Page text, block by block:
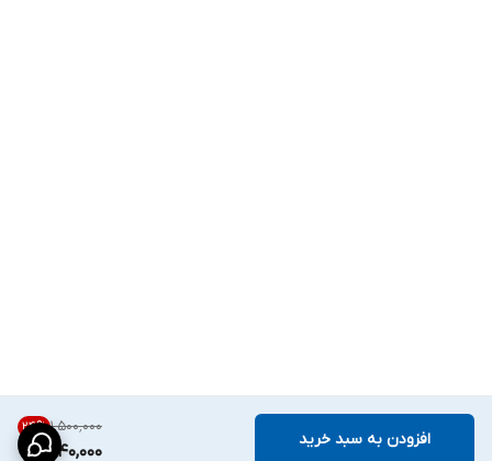
۱٬۵۰۰٬۰۰۰ 24%
1,140,000
افزودن به سبد خرید